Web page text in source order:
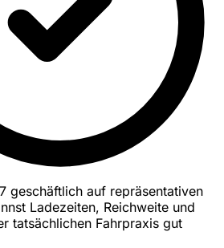
geschäftlich auf repräsentativen
Ladezeiten, Reichweite und
tatsächlichen Fahrpraxis gut